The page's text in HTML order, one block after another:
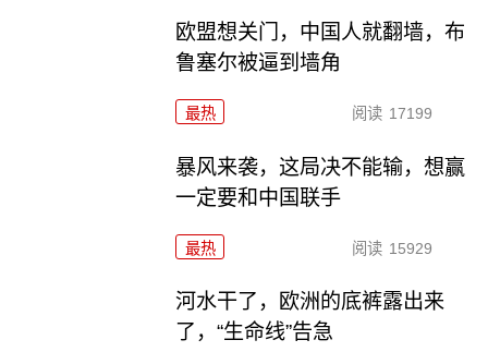
欧盟想关门，中国人就翻墙，布
鲁塞尔被逼到墙角
最热 阅读 17199
暴风来袭，这局决不能输，想赢
一定要和中国联手
最热 阅读 15929
河水干了，欧洲的底裤露出来
了，“生命线”告急